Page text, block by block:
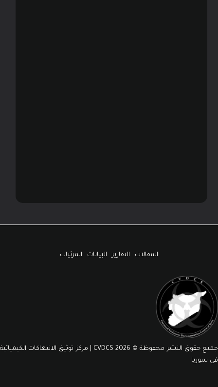
المقالات التقارير البيانات المرئيات
جميع حقوق النشر محفوظة © 2026 CVDCS | مركز توثيق الانتهاكات الكيميائية
في سوريا